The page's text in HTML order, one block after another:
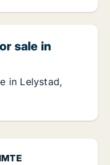
sale in
in Lelystad,